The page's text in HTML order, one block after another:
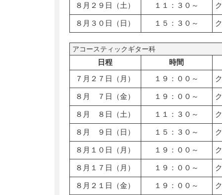
８月２９日（土） １１：３０～
８月３０日（日） １５：３０～
アコースティックギター科
日程
時間
７月２７日（月）
１９：００～
８月 ７日（金） １９：００～
８月 ８日（土） １１：３０～
８月 ９日（日） １５：３０～
８月１０日（月） １９：００～
８月１７日（月） １９：００～
８月２１日（金） １９：００～